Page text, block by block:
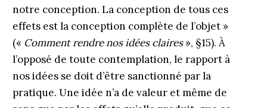
notre conception. La conception de tous ces
effets est la conception complète de l’objet »
(« Comment rendre nos idées claires», §15). À
l’opposé de toute contemplation, le rapport à
nos idées se doit d’être sanctionné par la
pratique. Une idée n’a de valeur et même de